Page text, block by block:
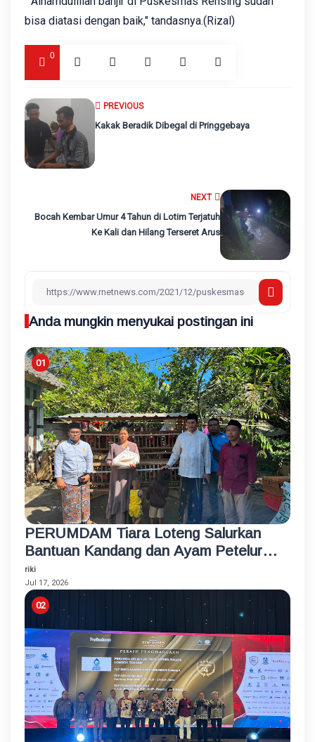
bisa diatasi dengan baik," tandasnya.(Rizal)
0
NEXT
Bocah Kembar Umur 4 Tahun di Lotim Terjatuh
Ke Kali dan Hilang Terseret Arus
PREVIOUS
Kakak Beradik Dibegal di Pringgebaya
Anda mungkin menyukai postingan ini
PERUMDAM Tiara Loteng Salurkan
Bantuan Kandang dan Ayam Petelur
Rumahan untuk Santri Korban
Kebakaran
riki
Jul 17, 2026